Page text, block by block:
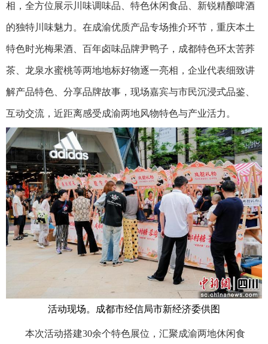
相，全方位展示川味调味品、特色休闲食品、新锐精酿啤酒
的独特川味魅力。在成渝优质产品专场推介环节，重庆本土
特色时光梅果酒、百年卤味品牌尹鸭子，成都特色环太苦荞
茶、龙泉水蜜桃等两地地标好物逐一亮相，企业代表细致讲
解产品特色、分享品牌故事，现场嘉宾与市民沉浸式品鉴、
互动交流，近距离感受成渝两地风物特色与产业活力。
活动现场。成都市经信局市新经济委供图
本次活动搭建30余个特色展位，汇聚成渝两地休闲食